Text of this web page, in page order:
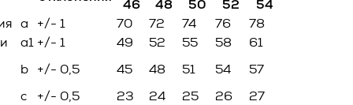
46
48
50
52
54
a +/- 1 70 72 74 76
78
a1 +/- 1 49 52 55 58
61
b +/- 0,5 45 48 51 54
57
c +/- 0,5 23 24 25 26
27
и
(ИНН
адрес
Поля, д.